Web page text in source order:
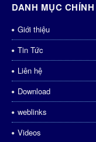
DANH MỤC CHÍNH
Giới thiệu
Tin Tức
Liên hệ
Download
weblinks
Videos